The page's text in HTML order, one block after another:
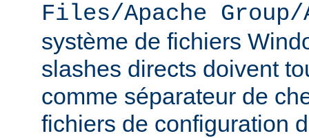
Files/Apache Group/
système de fichiers
slashes directs doivent
comme séparateur de
fichiers de configuration